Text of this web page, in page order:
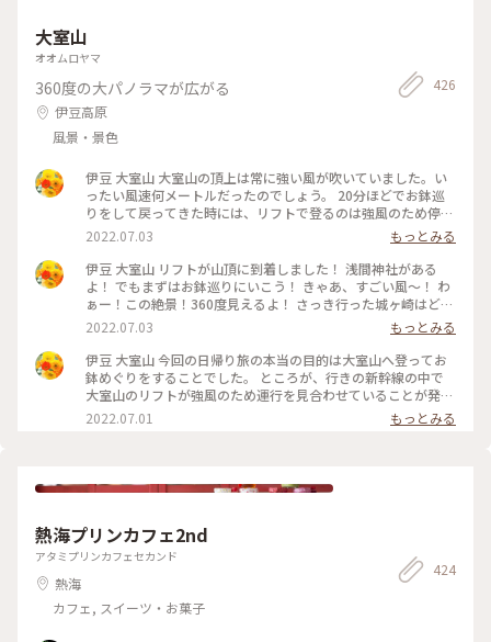
大室山
オオムロヤマ
360度の大パノラマが広がる
伊豆高原
風景・景色
426
伊豆 大室山 大室山の頂上は常に強い風が吹いていました。い
ったい風速何メートルだったのでしょう。 20分ほどでお鉢巡
りをして戻ってきた時には、リフトで登るのは強風のため停止
となり、お鉢めぐりもできなくなってしまっていました。 帰
りのリフトを並んで待っている間に、さっきまで雲の中にいた
富士山を見ることができました。 強風に立ち向かいながら、
仁王立ちになって富士山の姿をずっと見ていました。 #Myこと
りっぷ #アートみたいな景色 #涼を感じる #お鉢の真ん中は #
アーチェリー場 #山焼きも #迫力ありそう
2022.07.03
もっとみる
伊豆 大室山 リフトが山頂に到着しました！ 浅間神社がある
よ！ でもまずはお鉢巡りにいこう！ きゃあ、すごい風〜！ わ
ぁー！この絶景！360度見えるよ！ さっき行った城ヶ崎はど
こ？ 伊豆大島もくっきり見えるよ！ 早くあの頂上まで歩いて
行こう！ アゲハチョウが飛んでるよ〜。 っと忙しい当時の実
況です💦 #Myことりっぷ #アートみたいな景色 #涼を感じる #
ダンボールで #滑ったら #楽しそう
2022.07.03
もっとみる
伊豆 大室山 今回の日帰り旅の本当の目的は大室山へ登ってお
鉢めぐりをすることでした。 ところが、行きの新幹線の中で
大室山のリフトが強風のため運行を見合わせていることが発
覚！ 新幹線の窓からの富士山も二重の笠雲だったので「これ
はだめだ💦」と半ばあきらめムードとなりました。 「仕方な
クニカルロードを歩いている時に「もしかして」とふとホーム
さが倍となり、奇跡的に運行本数が１時間に１本しかないバス
に乗車することができました。 そして念願の大室山へ到着。
いよいよリフトで登っていきます！ 高まる期待、ワクワク
感！ カメラロボット君、記念写真、いい顔で撮ってください
ね📷 #Myことりっぷ #アートみたいな景色 #お鉢巡りができる
2022.07.01 もっとみる
熱海プリンカフェ2nd
アタミプリンカフェセカンド
熱海
カフェ, スイーツ・お菓子
424